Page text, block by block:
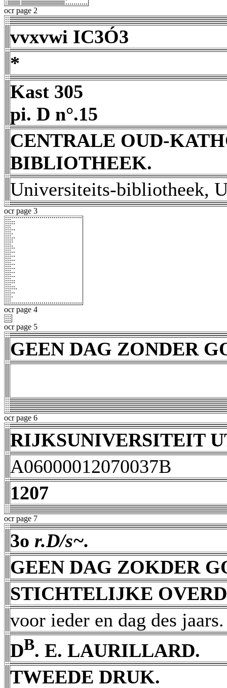
ocr page 2
vvxvwi IC3Ó3
*
Kast 305
pi. D n°.15
CENTRALE OUD-
BIBLIOTHEEK.
Universiteits-bibliotheek,
ocr page 3
ocr page 4
ocr page 5
GEEN DAG ZONDER
ocr page 6
RIJKSUNIVERSITEIT
A06000012070037B
1207
ocr page 7
3o r.D/s~.
GEEN DAG ZOKDER
STICHTELIJKE
voor ieder en dag des jaars.
DB. E. LAURILLARD.
TWEEDE DRUK.